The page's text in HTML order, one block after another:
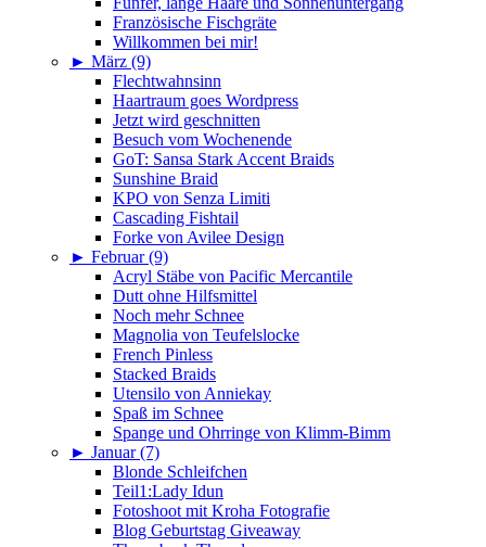
Französische Fischgräte
Willkommen bei mir!
► März (9)
Flechtwahnsinn
Haartraum goes Wordpress
Jetzt wird geschnitten
Besuch vom Wochenende
GoT: Sansa Stark Accent Braids
Sunshine Braid
KPO von Senza Limiti
Cascading Fishtail
Forke von Avilee Design
► Februar (9)
Acryl Stäbe von Pacific Mercantile
Dutt ohne Hilfsmittel
Noch mehr Schnee
Magnolia von Teufelslocke
French Pinless
Stacked Braids
Utensilo von Anniekay
Spaß im Schnee
Spange und Ohrringe von Klimm-Bimm
► Januar (7)
Blonde Schleifchen
Teil1:Lady Idun
Fotoshoot mit Kroha Fotografie
Blog Geburtstag Giveaway